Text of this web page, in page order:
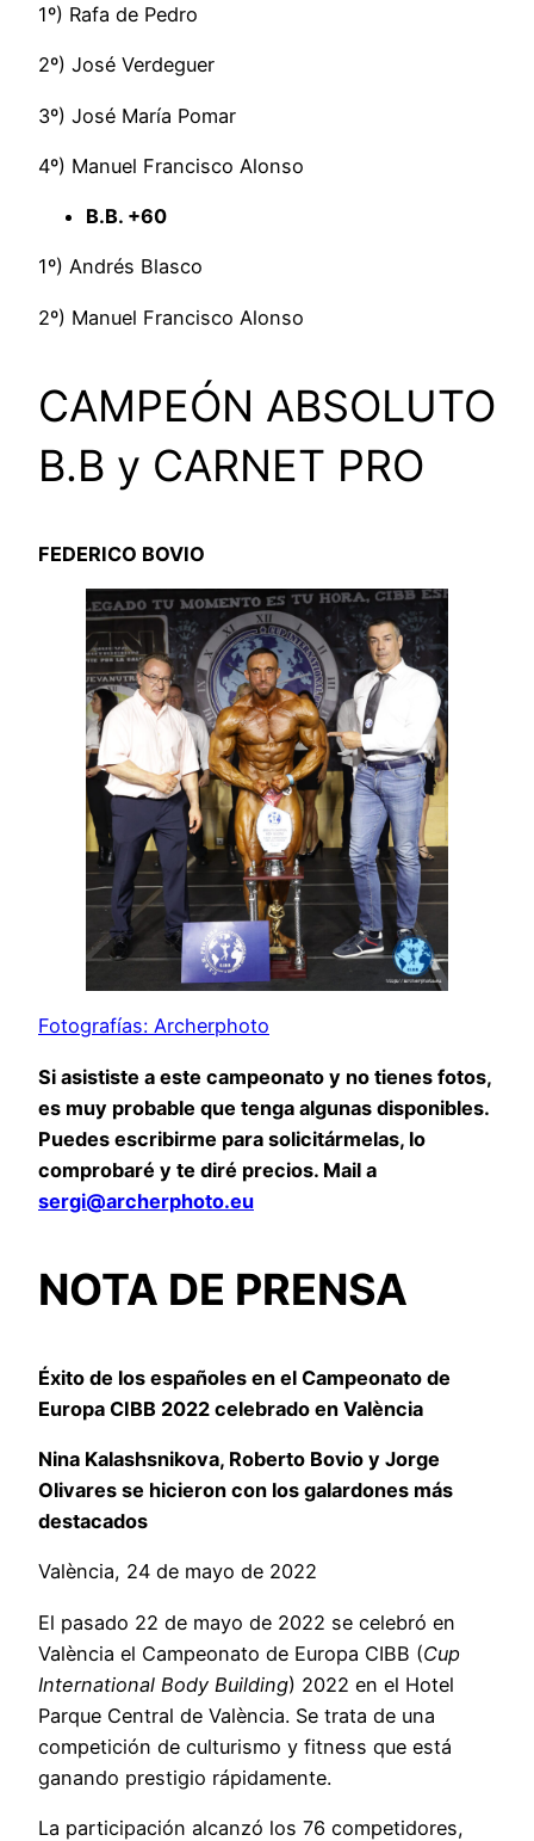
1º) Rafa de Pedro
2º) José Verdeguer
3º) José María Pomar
4º) Manuel Francisco Alonso
B.B. +60
1º) Andrés Blasco
2º) Manuel Francisco Alonso
CAMPEÓN ABSOLUTO
B.B y CARNET PRO
FEDERICO BOVIO
Fotografías: Archerphoto
Si asististe a este campeonato y no tienes fotos,
es muy probable que tenga algunas disponibles.
Puedes escribirme para solicitármelas, lo
comprobaré y te diré precios. Mail a
sergi@archerphoto.eu
NOTA DE PRENSA
Éxito de los españoles en el Campeonato de
Europa CIBB 2022 celebrado en València
Nina Kalashsnikova, Roberto Bovio y Jorge
Olivares se hicieron con los galardones más
destacados
València, 24 de mayo de 2022
El pasado 22 de mayo de 2022 se celebró en
València el Campeonato de Europa CIBB (Cup
International Body Building) 2022 en el Hotel
Parque Central de València. Se trata de una
competición de culturismo y fitness que está
ganando prestigio rápidamente.
La participación alcanzó los 76 competidores,